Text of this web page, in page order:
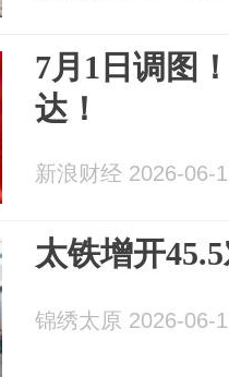
7月1日调图
达！
新浪财经 2026-06-
太铁增开
锦绣太原 2026-06-